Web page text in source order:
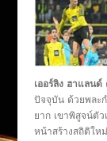
เออร์ลิง ฮาแลนด์
ปัจจุบัน ด้วยพละ
ยาก เขาพิสูจน์ตัว
หน้าสร้างสถิติให